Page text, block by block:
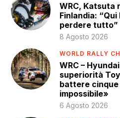
WRC, Katsuta
Finlandia:
perdere tutto”
8 Agosto 2026
WORLD RALLY
WRC –
superiorità
battere cinque
impossibile»
6 Agosto 2026